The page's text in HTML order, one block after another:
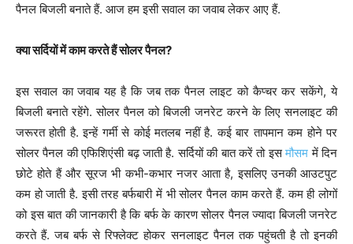
पैनल बिजली बनाते हैं. आज हम इसी सवाल का जवाब लेकर आए हैं.
क्या सर्दियों में काम करते हैं सोलर पैनल?
इस सवाल का जवाब यह है कि जब तक पैनल लाइट को कैप्चर कर सकेंगे, ये
बिजली बनाते रहेंगे. सोलर पैनल को बिजली जनरेट करने के लिए सनलाइट की
जरूरत होती है. इन्हें गर्मी से कोई मतलब नहीं है. कई बार तापमान कम होने पर
सोलर पैनल की एफिशिएंसी बढ़ जाती है. सर्दियों की बात करें तो इसमौसम में दिन
छोटे होते हैं और सूरज भी कभी-कभार नजर आता है, इसलिए उनकी आउटपुट
कम हो जाती है. इसी तरह बर्फबारी में भी सोलर पैनल काम करते हैं. कम ही लोगों
को इस बात की जानकारी है कि बर्फ के कारण सोलर पैनल ज्यादा बिजली जनरेट
करते हैं. जब बर्फ से रिफ्लेक्ट होकर सनलाइट पैनल तक पहुंचती है तो इनकी